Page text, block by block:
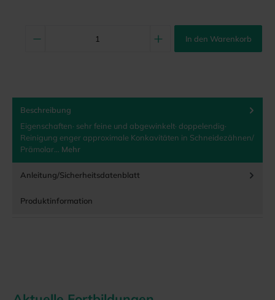
In den Warenkorb
Beschreibung
Eigenschaften· sehr feine und abgewinkelt· doppelendig·
Reinigung enger approximale Konkavitäten in Schneidezähnen/
Prämolar… Mehr
Anleitung/Sicherheitsdatenblatt
Produktinformation